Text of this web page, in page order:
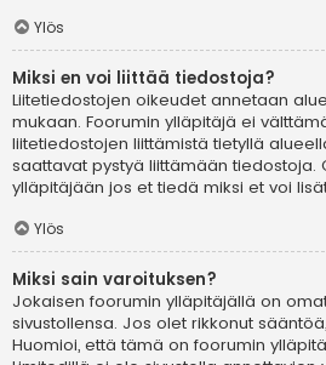
Ylös
Miksi en voi liittää tiedostoja?
Liitetiedostojen oikeudet annetaan
mukaan. Foorumin ylläpitäjä ei
liitetiedostojen liittämistä tietyllä
saattavat pystyä liittämään tiedostoja.
ylläpitäjään jos et tiedä miksi et voi
Ylös
Miksi sain varoituksen?
Jokaisen foorumin ylläpitäjällä on
sivustollensa. Jos olet rikkonut
Huomioi, että tämä on foorumin